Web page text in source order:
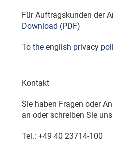
Für Auftragskunden der
Download (PDF)
To the english privacy
Kontakt
Sie haben Fragen oder
an oder schreiben Sie
Tel.: +49 40 23714-100